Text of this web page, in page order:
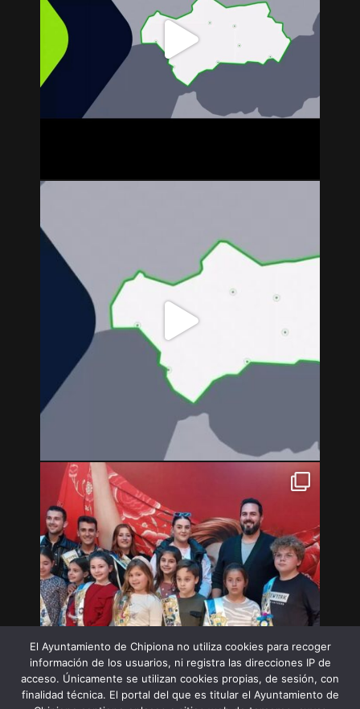
El Ayuntamiento de Chipiona no utiliza cookies para recoger
información de los usuarios, ni registra las direcciones IP de
acceso. Únicamente se utilizan cookies propias, de sesión, con
finalidad técnica. El portal del que es titular el Ayuntamiento de